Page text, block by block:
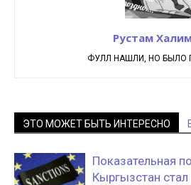
Рустам
ФУЛЛ НАШЛИ, НО БЫЛО
ЭТО МОЖЕТ БЫТЬ ИНТЕРЕСНО
Показательная
Кыргызстан